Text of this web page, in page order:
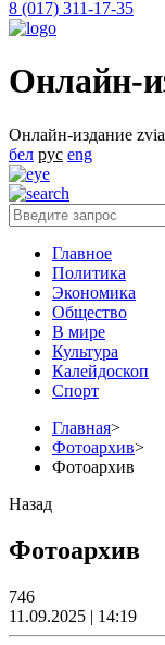
8 (017) 311-17-35
Онлайн-
Онлайн-издание
бел рус eng
Главное
Политика
Экономика
Общество
В мире
Культура
Калейдоскоп
Спорт
Главная>
Фотоархив>
Фотоархив
Назад
Фотоархив
746
11.09.2025 | 14:19